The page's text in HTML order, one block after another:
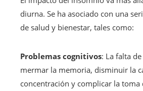
diurna. Se ha asociado con una
de salud y bienestar, tales como:
Problemas cognitivos: La falta
mermar la memoria, disminuir la
concentración y complicar la toma